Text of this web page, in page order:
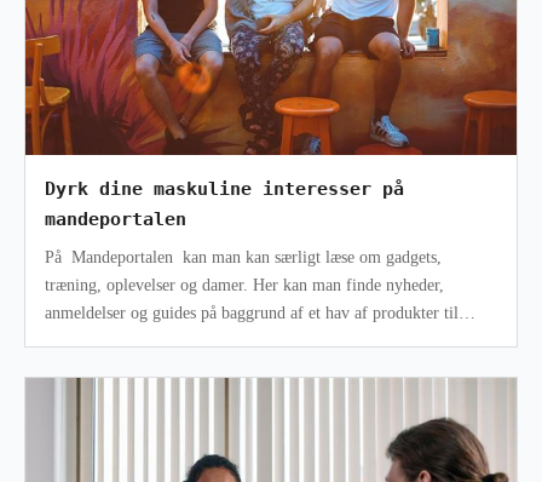
Dyrk dine maskuline interesser på
mandeportalen
På Mandeportalen kan man kan særligt læse om gadgets,
træning, oplevelser og damer. Her kan man finde nyheder,
anmeldelser og guides på baggrund af et hav af produkter til